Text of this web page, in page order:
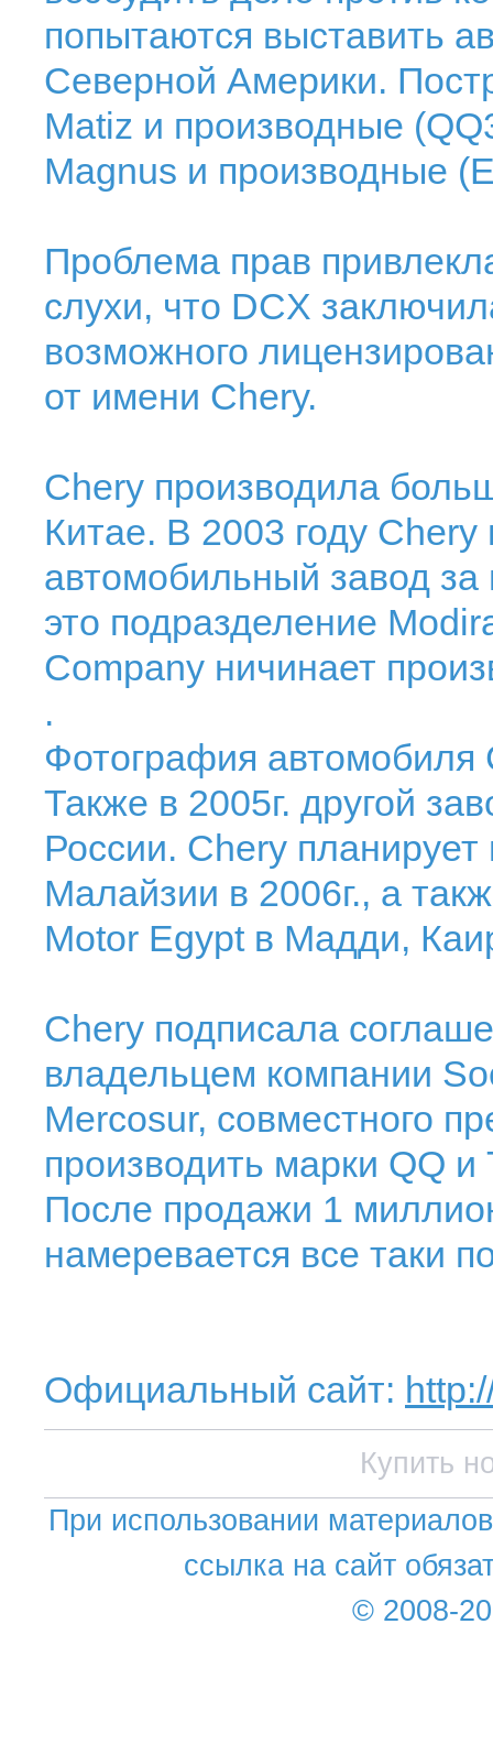
попытаются выставить
Северной Америки.
Matiz и производные
Magnus и производные
Проблема прав
слухи, что DCX
возможного
от имени Chery.
Chery производила
Китае. В 2003 году
автомобильный завод
это подразделение
Company ничинает
.
Фотография автомобиля
Также в 2005г. другой
России. Chery планирует
Малайзии в 2006г., а
Motor Egypt в Мадди,
Chery подписала
владельцем компании
Mercosur, совместного
производить марки QQ
После продажи 1
намеревается все таки
Официальный сайт:
Купить
При использовании
ссылка на сайт
© 2008-